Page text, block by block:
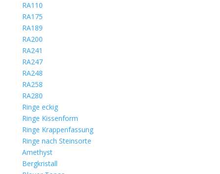
RA110
RA175
RA189
RA200
RA241
RA247
RA248
RA258
RA280
Ringe eckig
Ringe Kissenform
Ringe Krappenfassung
Ringe nach Steinsorte
Amethyst
Bergkristall